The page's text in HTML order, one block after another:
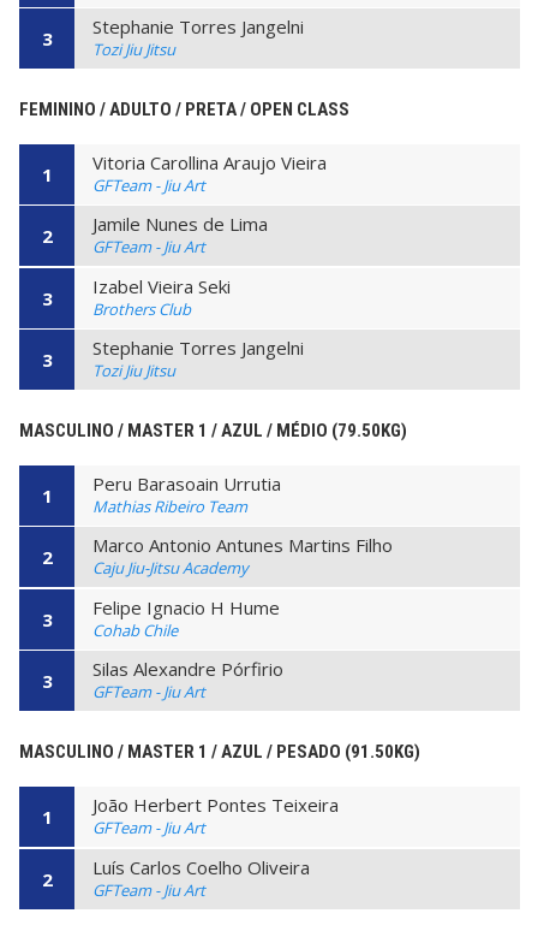
3 Stephanie Torres Jangelni
Tozi Jiu Jitsu
FEMININO / ADULTO / PRETA / OPEN CLASS
1 Vitoria Carollina Araujo Vieira
GFTeam - Jiu Art
2 Jamile Nunes de Lima
GFTeam - Jiu Art
3 Izabel Vieira Seki
Brothers Club
3 Stephanie Torres Jangelni
Tozi Jiu Jitsu
MASCULINO / MASTER 1 / AZUL / MÉDIO (79.50KG)
1 Peru Barasoain Urrutia
Mathias Ribeiro Team
2 Marco Antonio Antunes Martins Filho
Caju Jiu-Jitsu Academy
3 Felipe Ignacio H Hume
Cohab Chile
3 Silas Alexandre Pórfirio
GFTeam - Jiu Art
MASCULINO / MASTER 1 / AZUL / PESADO (91.50KG)
1 João Herbert Pontes Teixeira
GFTeam - Jiu Art
2 Luís Carlos Coelho Oliveira
GFTeam - Jiu Art